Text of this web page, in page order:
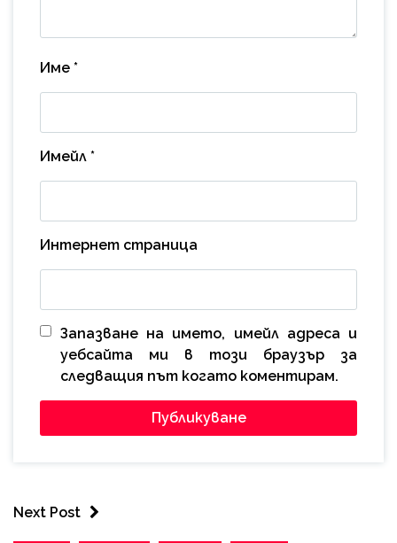
Име *
Имейл *
Интернет страница
Запазване на името, имейл адреса и
уебсайта ми в този браузър за
следващия път когато коментирам.
Next Post